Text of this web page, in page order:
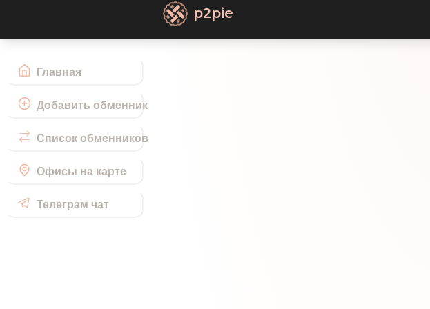
Главная
Добавить обменник
Список обменников
Офисы на карте
Телеграм чат
p2pie